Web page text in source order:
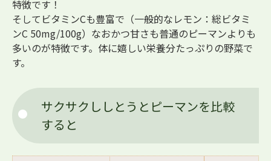
特徴です！
そしてビタミンCも豊富で（一般的なレモン：総ビタミ
ンC 50mg/100g）なおかつ甘さも普通のピーマンよりも
多いのが特徴です。体に嬉しい栄養分たっぷりの野菜で
す。
サクサクししとうとピーマンを比較
すると